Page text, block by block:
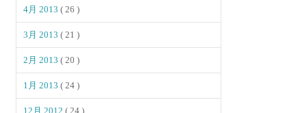
4月 2013( 26 )
3月 2013( 21 )
2月 2013( 20 )
1月 2013( 24 )
12月 2012( 24 )